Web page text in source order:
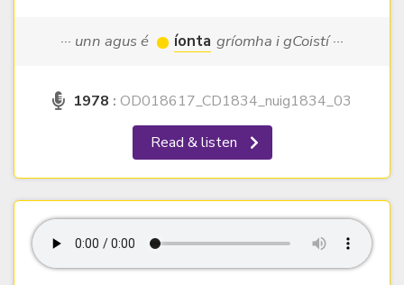
··· unn agus é íonta gríomha i gCoistí ···
1978 : OD018617_CD1834_nuig1834_03
Read & listen